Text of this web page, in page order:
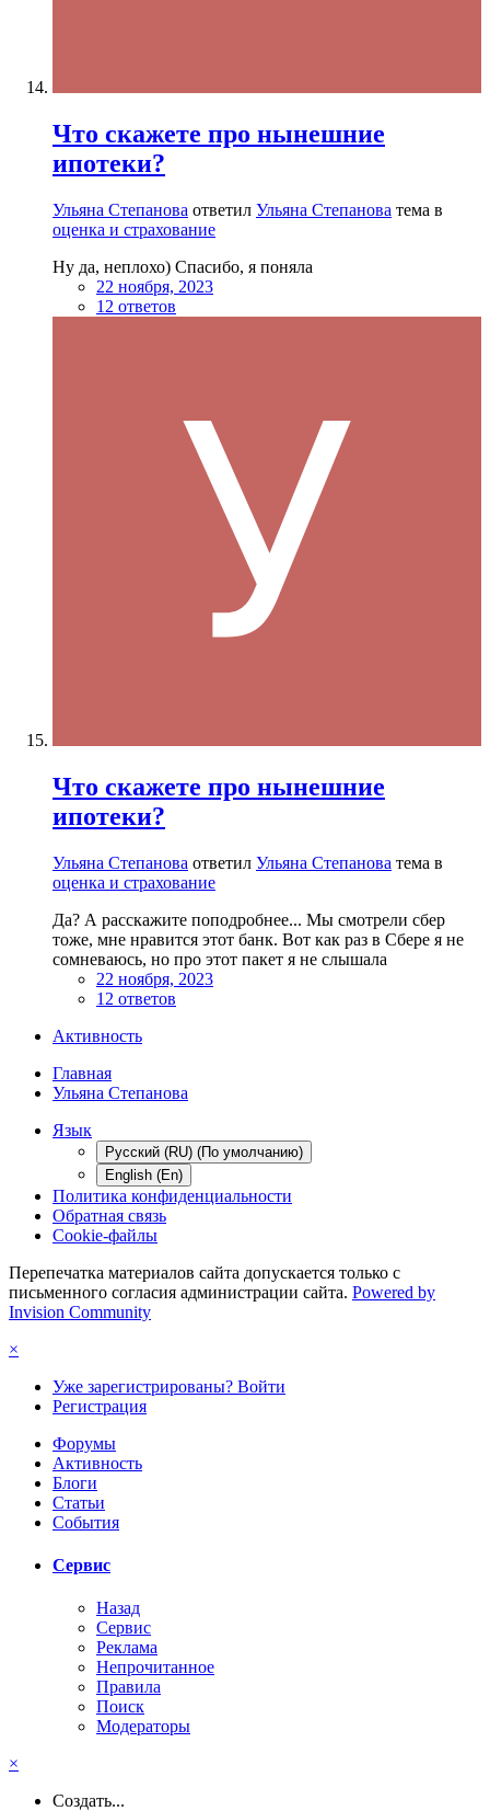
Что скажете про нынешние
ипотеки?
Ульяна Степанова ответил Ульяна Степанова тема в
оценка и страхование
Ну да, неплохо) Спасибо, я поняла
22 ноября, 2023
12 ответов
Что скажете про нынешние
ипотеки?
Ульяна Степанова ответил Ульяна Степанова тема в
оценка и страхование
Да? А расскажите поподробнее... Мы смотрели сбер
тоже, мне нравится этот банк. Вот как раз в Сбере я не
сомневаюсь, но про этот пакет я не слышала
22 ноября, 2023
12 ответов
Активность
Главная
Ульяна Степанова
Язык
Русский (RU) (По умолчанию)
English (En)
Политика конфиденциальности
Обратная связь
Cookie-файлы
Перепечатка материалов сайта допускается только с
письменного согласия администрации сайта. Powered by
Invision Community
×
Уже зарегистрированы? Войти
Регистрация
Форумы
Активность
Блоги
Статьи
События
Сервис
Назад
Сервис
Реклама
Непрочитанное
Правила
Поиск
Модераторы
×
Создать...